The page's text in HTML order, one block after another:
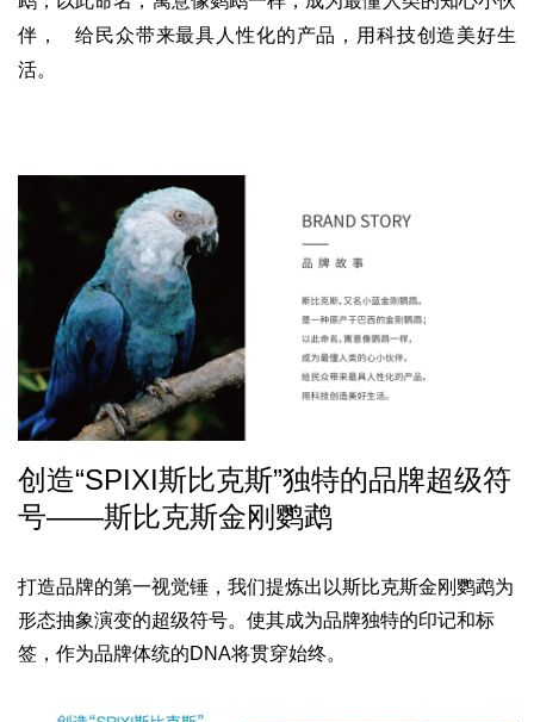
伴， 给民众带来最具人性化的产品，用科技创造美好生
活。
创造“SPIXI斯比克斯”独特的品牌超级符
号——斯比克斯金刚鹦鹉
打造品牌的第一视觉锤， 我们提炼出以斯比克斯金刚鹦鹉为
形态抽象演变的超级符号。 使其成为品牌独特的印记和标
签， 作为品牌体统的DNA将贯穿始终。